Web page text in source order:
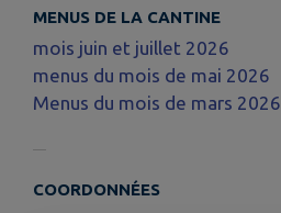
MENUS DE LA CANTINE
mois juin et juillet 2026
menus du mois de mai 2026
Menus du mois de mars 2026
COORDONNÉES